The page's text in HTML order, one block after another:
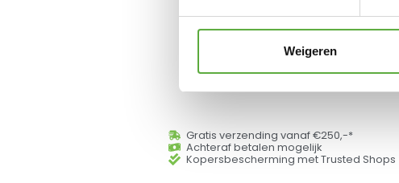
Weigeren
Gratis verzending vanaf €250,-*
Achteraf betalen mogelijk
Kopersbescherming met Trusted Shops